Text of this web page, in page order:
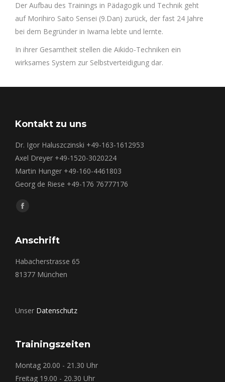
Der Aufbau des Trainings in Pädagogik und Technik geht
auf Morihiro Saito Sensei (9.Dan) zurück, der fast 24 Jahre
bei dem Begründer in Iwama lebte und lernte.
In ihrer Gesamtheit stellen die Aikido-Techniken ein
wirksames System zur Selbstverteidigung dar.
Kontakt zu uns
Dr. Igor Haluszczinski +49-163-1612953
Axel Dreyer +49-1520-3020224
Martin Hunger +49-160-4461803
Georg de Riese +49-176 76777176
Finden Sie uns auf:
Facebook
opens
new
window
Anschrift
Habacherstrasse 65
81377 München
Unser Datenschutz
Trainingszeiten
Montag 20.00 - 21.30 Uhr
Freitag 19.00 - 20.30 Uhr